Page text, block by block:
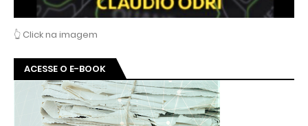
👆 Click na imagem
ACESSE O E-BOOK